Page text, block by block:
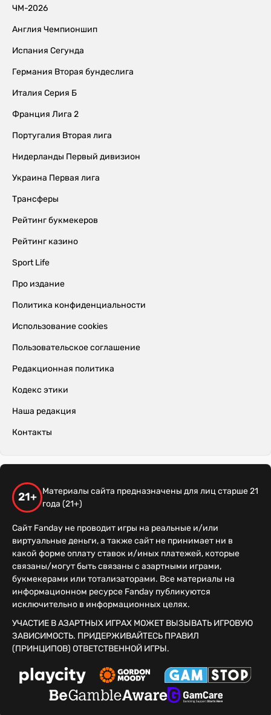
ЧМ-2026
Англия Чемпионшип
Испания Сегунда
Германия Вторая бундеслига
Италия Серия Б
Франция Лига 2
Португалия Вторая лига
Нидерланды Первый дивизион
Украина Первая лига
Трансферы
Рейтинг букмекеров
Рейтинг казино
Sport Life
Про издание
Политика конфиденциальности
Использование cookies
Пользовательское соглашение
Редакционная политика
Кодекс этики
Наша редакция
Контакты
21+
Материалы сайта предназначены для лиц старше 21
года (21+)
Сайт Fanday не проводит игры на реальные и/или
виртуальные деньги, а также сайт не принимает ни в
какой форме оплату ставок и/иных платежей, которые
связаны/могут быть связаны с азартными играми,
букмекерами или тотализаторами. Все материалы на
информационном ресурсе Fanday публикуются
исключительно в информационных целях.
УЧАСТИЕ В АЗАРТНЫХ ИГРАХ МОЖЕТ ВЫЗЫВАТЬ ИГРОВУЮ
ЗАВИСИМОСТЬ. ПРИДЕРЖИВАЙТЕСЬ ПРАВИЛ
(ПРИНЦИПОВ) ОТВЕТСТВЕННОЙ ИГРЫ.